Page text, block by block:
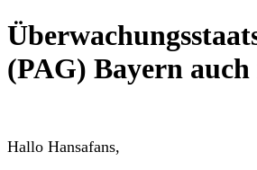
(PAG) Bayern
Hallo Hansafans,